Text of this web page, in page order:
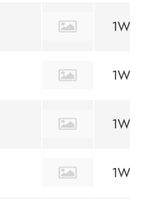
1W
1W
1W
1W